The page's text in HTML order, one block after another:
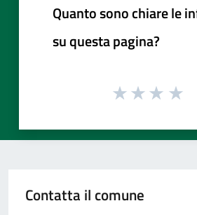
Quanto sono chiare le
su questa pagina?
Contatta il comune